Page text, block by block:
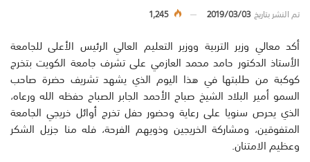
تم النشر بتاريخ2019/03/03
1,245
أكد معالي وزير التربية ووزير التعليم العالي الرئيس الأعلى للجامعة
الأستاذ الدكتور حامد محمد العازمي على تشرف جامعة الكويت بتخرج
كوكبة من طلبتها في هذا اليوم الذي يشهد تشريف حضرة صاحب
السمو أمير البلاد الشيخ صباح الأحمد الجابر الصباح حفظه الله ورعاه،
الذي يحرص سنويا على رعاية وحضور حفل تخرج أوائل خريجي الجامعة
المتفوقين، ومشاركة الخريجين وذويهم الفرحة، فله منا جزيل الشكر
وعظيم الامتنان.